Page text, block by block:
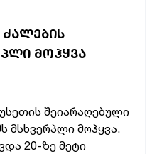
ᲫᲐᲚᲔᲑᲘᲡ
ᲛᲝᲰᲧᲕᲐ
შეიარაღებული
მსხვერპლი მოჰყვა.
20-ზე მეტი